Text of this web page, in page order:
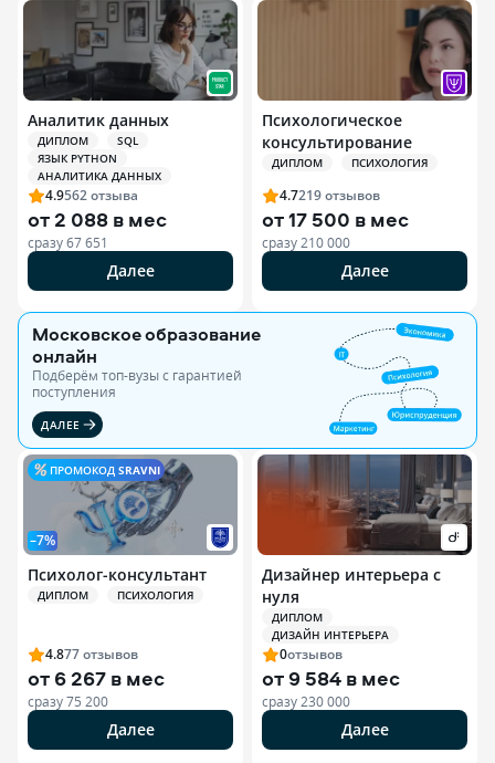
Аналитик данных
ДИПЛОМ
SQL
ЯЗЫК PYTHON
АНАЛИТИКА ДАННЫХ
4.9562отзыва
от2 088 в мес
сразу67 651
Далее
Психологическое
консультирование
ДИПЛОМ ПСИХОЛОГИЯ
4.7219отзывов
от17 500 в мес
сразу 210 000
Далее
Московское образование
онлайн
Подберём топ-вузы c гарантией
поступления
ДАЛЕЕ
ПРОМОКОД SRAVNI
–7%
Психолог-консультант
ДИПЛОМ ПСИХОЛОГИЯ
4.877отзывов
от 6 267 в мес
сразу75 200
Далее
Дизайнер интерьера с
нуля
ДИПЛОМ
ДИЗАЙН ИНТЕРЬЕРА
0отзывов
от9 584 в мес
сразу 230 000
Далее